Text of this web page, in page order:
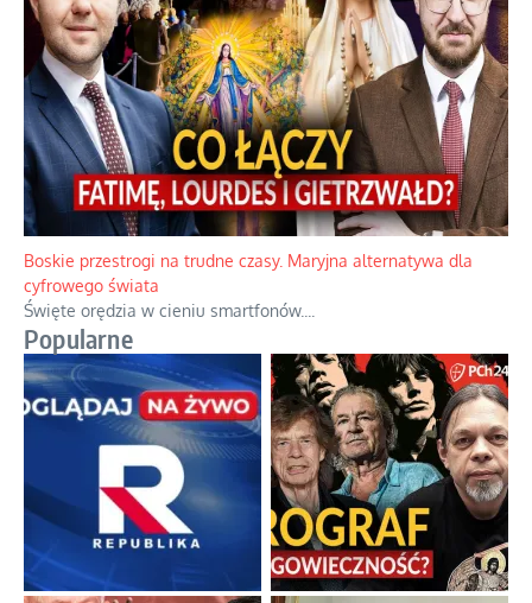
Boskie przestrogi na trudne czasy. Maryjna alternatywa dla
cyfrowego świata
Święte orędzia w cieniu smartfonów.
Popularne